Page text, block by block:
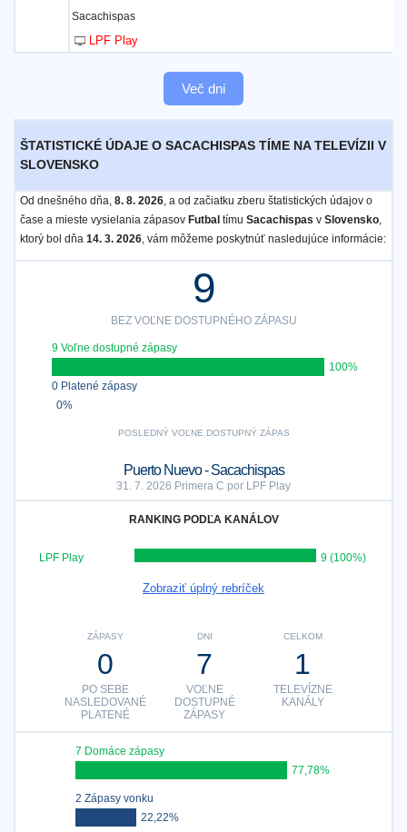
Sacachispas
LPF Play
Več dni
ŠTATISTICKÉ ÚDAJE O SACACHISPAS TÍME NA TELEVÍZII V
SLOVENSKO
Od dnešného dňa, 8. 8. 2026, a od začiatku zberu štatistických údajov o
čase a mieste vysielania zápasov Futbal tímu Sacachispas v Slovensko,
ktorý bol dňa 14. 3. 2026, vám môžeme poskytnúť nasledujúce informácie:
9
BEZ VOĽNE DOSTUPNÉHO ZÁPASU
9 Voľne dostupné zápasy
100%
0 Platené zápasy
0%
POSLEDNÝ VOĽNE DOSTUPNÝ ZÁPAS
Puerto Nuevo - Sacachispas
31. 7. 2026 Primera C por LPF Play
RANKING PODĽA KANÁLOV
LPF Play 9 (100%)
Zobraziť úplný rebríček
CELKOM
1
TELEVÍZNE
KANÁLY
DNI
7
VOĽNE
DOSTUPNÉ
ZÁPASY
ZÁPASY
0
PO SEBE
NASLEDOVANÉ
PLATENÉ
7 Domáce zápasy
77,78%
2 Zápasy vonku
22,22%